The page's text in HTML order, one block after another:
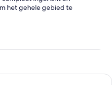
het gehele gebied te